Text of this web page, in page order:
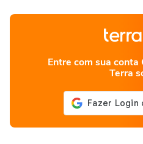
Entre com sua
Terra